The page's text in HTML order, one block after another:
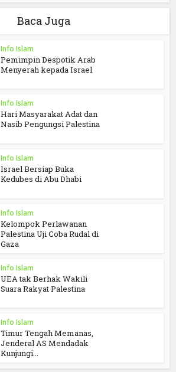
Baca Juga
Info Islam
Pemimpin Despotik Arab
Menyerah kepada Israel
Info Islam
Hari Masyarakat Adat dan
Nasib Pengungsi Palestina
Info Islam
Israel Bersiap Buka
Kedubes di Abu Dhabi
Info Islam
Kelompok Perlawanan
Palestina Uji Coba Rudal di
Gaza
Info Islam
UEA tak Berhak Wakili
Suara Rakyat Palestina
Info Islam
Timur Tengah Memanas,
Jenderal AS Mendadak
Kunjungi...